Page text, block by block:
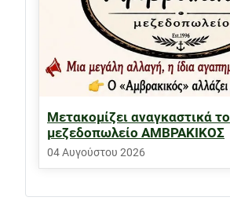
Μετακομίζει αναγκαστικά το
μεζεδοπωλείο ΑΜΒΡΑΚΙΚΟΣ
04 Αυγούστου 2026